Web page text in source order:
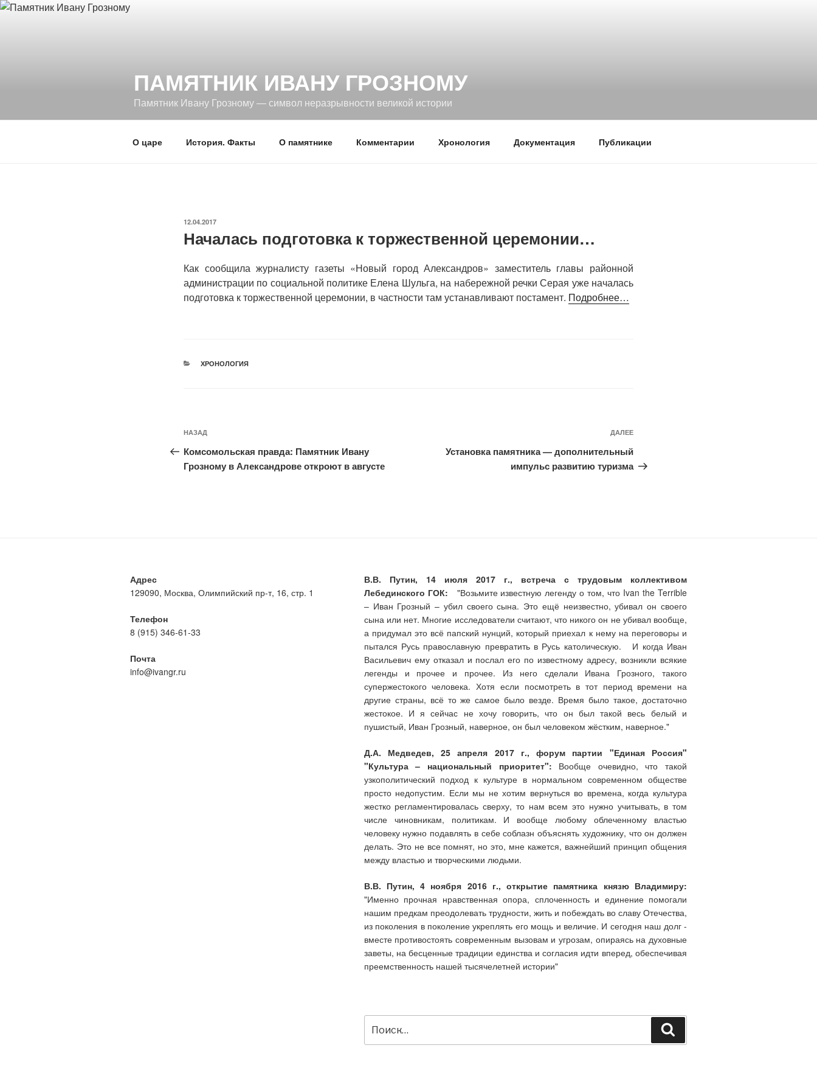
Перейти
ПАМЯТНИК ИВАНУ ГРОЗНОМУ
Памятник Ивану Грозному — символ неразрывности великой истории
О царе История. Факты О памятнике Комментарии Хронология Документация Публикации
ОПУБЛИКОВАНО
12.04.2017
Началась подготовка к торжественной церемонии…
Как сообщила журналисту газеты «Новый город Александров» заместитель главы районной
администрации по социальной политике Елена Шульга, на набережной речки Серая уже началась
подготовка к торжественной церемонии, в частности там устанавливают постамент. Подробнее…
РУБРИКИ
ХРОНОЛОГИЯ
Навигация
по
записям
Предыдущая
запись:
НАЗАД
Комсомольская правда: Памятник Ивану
Грозному в Александрове откроют в августе
ДАЛЕЕ
Установка памятника — дополнительный
импульс развитию туризма
Адрес
129090, Москва, Олимпийский пр-т, 16, стр. 1
Телефон
8 (915) 346-61-33
Почта
info@ivangr.ru
В.В. Путин, 14 июля 2017 г., встреча с трудовым коллективом
Лебединского ГОК: "Возьмите известную легенду о том, что Ivan the Terrible
– Иван Грозный – убил своего сына. Это ещё неизвестно, убивал он своего
сына или нет. Многие исследователи считают, что никого он не убивал вообще,
а придумал это всё папский нунций, который приехал к нему на переговоры и
пытался Русь православную превратить в Русь католическую. И когда Иван
Васильевич ему отказал и послал его по известному адресу, возникли всякие
легенды и прочее и прочее. Из него сделали Ивана Грозного, такого
супержестокого человека. Хотя если посмотреть в тот период времени на
другие страны, всё то же самое было везде. Время было такое, достаточно
жестокое. И я сейчас не хочу говорить, что он был такой весь белый и
пушистый, Иван Грозный, наверное, он был человеком жёстким, наверное."
Д.А. Медведев, 25 апреля 2017 г., форум партии "Единая Россия"
"Культура – национальный приоритет": Вообще очевидно, что такой
узкополитический подход к культуре в нормальном современном обществе
просто недопустим. Если мы не хотим вернуться во времена, когда культура
жестко регламентировалась сверху, то нам всем это нужно учитывать, в том
числе чиновникам, политикам. И вообще любому облеченному властью
человеку нужно подавлять в себе соблазн объяснять художнику, что он должен
делать. Это не все помнят, но это, мне кажется, важнейший принцип общения
между властью и творческими людьми.
В.В. Путин, 4 ноября 2016 г., открытие памятника князю Владимиру:
"Именно прочная нравственная опора, сплоченность и единение помогали
нашим предкам преодолевать трудности, жить и побеждать во славу Отечества,
из поколения в поколение укреплять его мощь и величие. И сегодня наш долг -
вместе противостоять современным вызовам и угрозам, опираясь на духовные
заветы, на бесценные традиции единства и согласия идти вперед, обеспечивая
преемственность нашей тысячелетней истории"